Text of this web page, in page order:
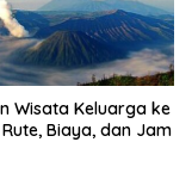
Wisata Keluarga ke
Biaya, dan Jam